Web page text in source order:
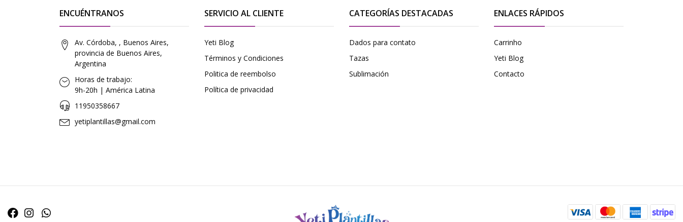
ENCUÉNTRANOS
Av. Córdoba, , Buenos Aires,
provincia de Buenos Aires,
Argentina
Horas de trabajo:
9h-20h | América Latina
11950358667
yetiplantillas@gmail.com
SERVICIO AL CLIENTE
Yeti Blog
Términos y Condiciones
Politica de reembolso
Política de privacidad
CATEGORÍAS DESTACADAS
Dados para contato
Tazas
Sublimación
ENLACES RÁPIDOS
Carrinho
Yeti Blog
Contacto